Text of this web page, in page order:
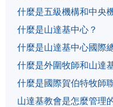
什麼是五級機構和中央
什麼是山達基中心？
什麼是山達基中心國際
什麼是外圍牧師和山達
什麼是國際賀伯特牧師
山達基教會是怎麼管理